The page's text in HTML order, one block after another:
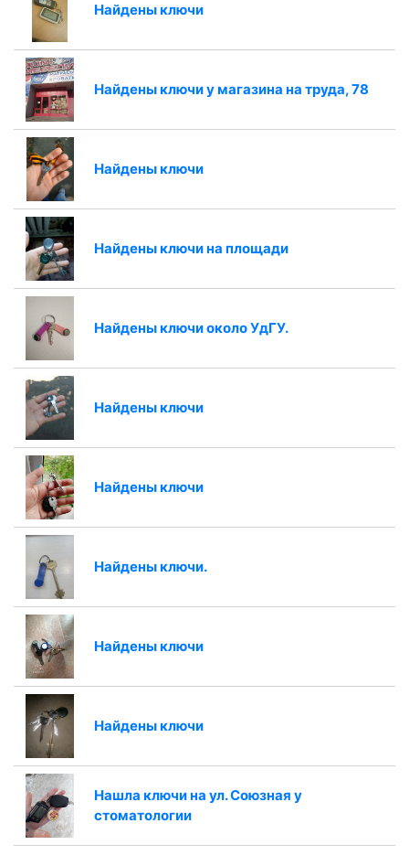
Найдены ключи
Найдены ключи у магазина на труда, 78
Найдены ключи
Найдены ключи на площади
Найдены ключи около УдГУ.
Найдены ключи
Найдены ключи
Найдены ключи.
Найдены ключи
Найдены ключи
Нашла ключи на ул. Союзная у
стоматологии